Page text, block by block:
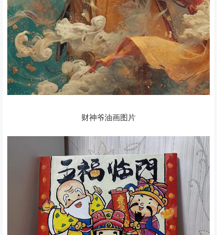
财神爷油画图片